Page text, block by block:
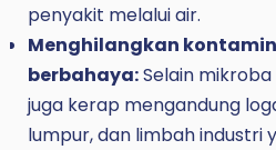
penyakit melalui air.
Menghilangkan
berbahaya:Selain
juga kerap mengandung
lumpur, dan limbah industri